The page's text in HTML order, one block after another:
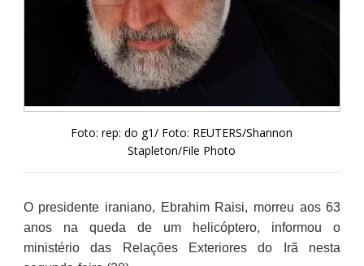
Foto: rep: do g1/ Foto: REUTERS/Shannon
Stapleton/File Photo
O presidente iraniano, Ebrahim Raisi, morreu aos 63
anos na queda de um helicóptero, informou o
ministério das Relações Exteriores do Irã nesta